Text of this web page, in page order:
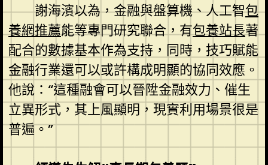
謝海濱以為，金融與盤算機、人工智包
養網推薦能等專門研究聯合，有包養站長著
配合的數據基本作為支持，同時，技巧賦能
金融行業還可以或許構成明顯的協同效應。
他說：“這種融會可以晉陞金融效力、催生
立異形式，其上風顯明，現實利用場景很是
普遍。”